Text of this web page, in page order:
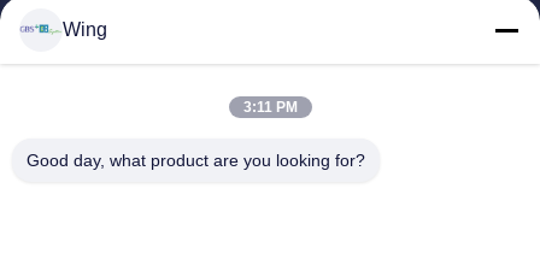
वीडियो
वी.आर. शो
कारखाने का दौरा
Wing
3:11 PM
Good day, what product are you looking for?